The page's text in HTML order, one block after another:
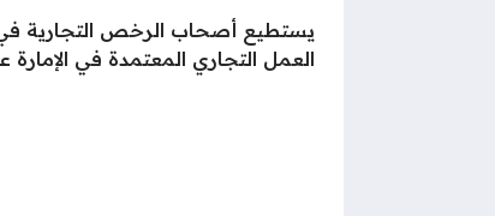
يستطيع أصحاب الرخص التجارية في
العمل التجاري المعتمدة في الإمارة